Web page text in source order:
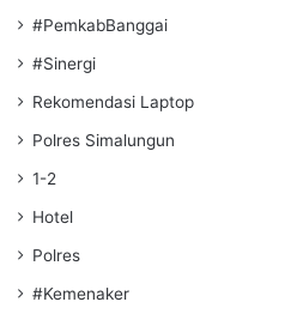
#PemkabBanggai
#Sinergi
Rekomendasi Laptop
Polres Simalungun
1-2
Hotel
Polres
#Kemenaker